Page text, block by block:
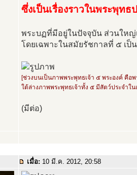
ซึ่งเป็นเรื่องราวในพระพุท
พระบฏที่มีอยู่ในปัจจุบัน ส่วนให
โดยเฉพาะในสมัยรัชกาลที่ ๕ เป็
[ช่วงบนเป็นภาพพระพุทธเจ้า ๕ พระองค์ คือ
ใต้ล่างภาพพระพุทธเจ้าทั้ง ๕ มีสัตว์ประจำใ
(มีต่อ)
เมื่อ: 10 มี.ค. 2012, 20:58